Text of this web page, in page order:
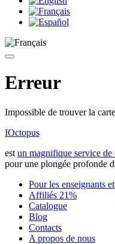
Erreur
Impossible de trouver la
IOctopus
est un magnifique service de
pour une plongée profonde
Pour les enseignants
Affiliés 21%
Catalogue
Blog
Contacts
A propos de nous